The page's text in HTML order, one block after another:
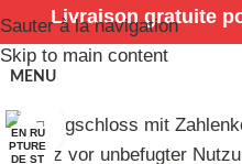
Sauter à la navigation
Skip to main content
Livraison gratuite
MENU
EN RU
PTURE
DE ST
Cliquez pour agrandir